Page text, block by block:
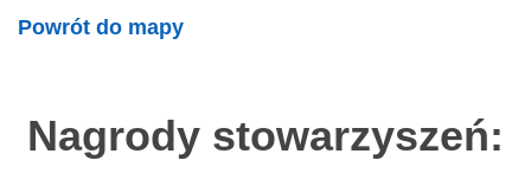
Powrót do mapy
Nagrody stowarzyszeń: